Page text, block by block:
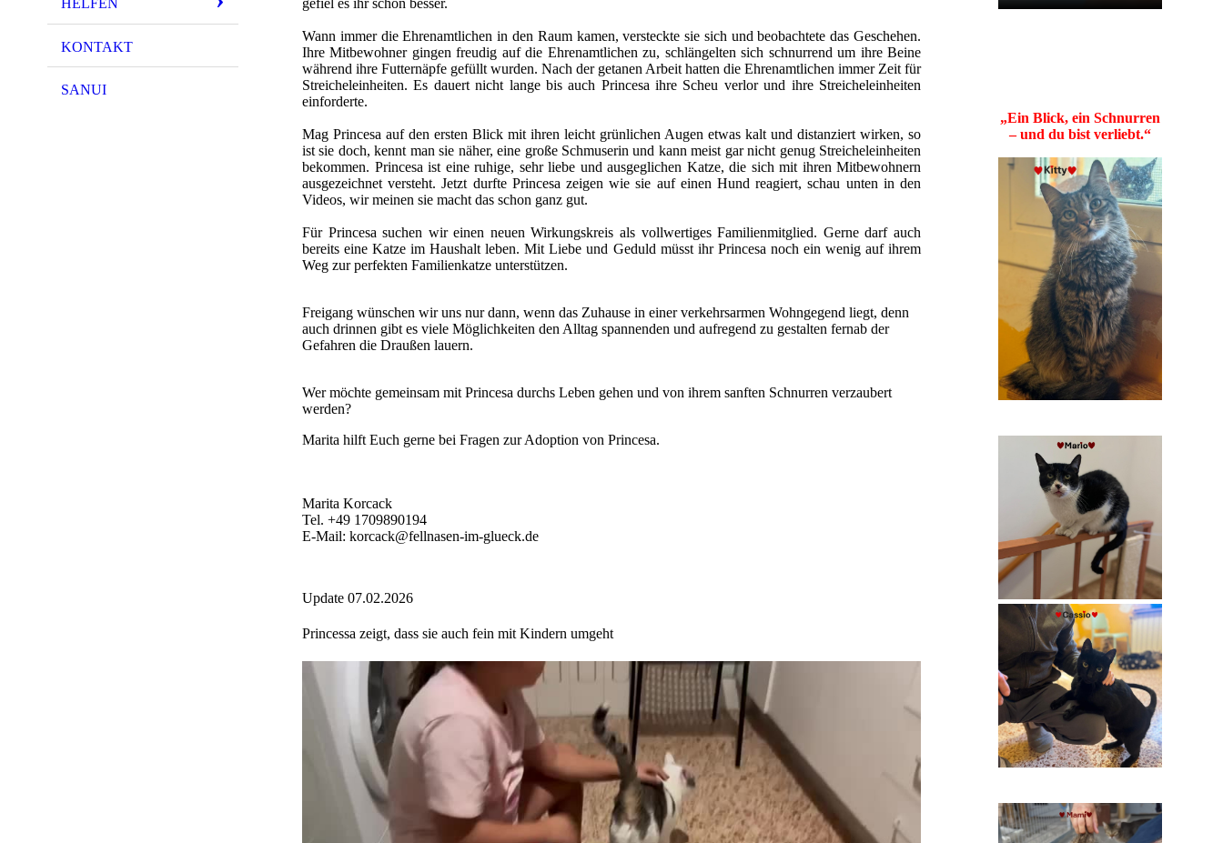
KONTAKT
SANUI
gefiel es ihr schon besser.
Wann immer die Ehrenamtlichen in den Raum kamen, versteckte sie sich und beobachtete das Geschehen.
Ihre Mitbewohner gingen freudig auf die Ehrenamtlichen zu, schlängelten sich schnurrend um ihre Beine
während ihre Futternäpfe gefüllt wurden. Nach der getanen Arbeit hatten die Ehrenamtlichen immer Zeit für
Streicheleinheiten. Es dauert nicht lange bis auch Princesa ihre Scheu verlor und ihre Streicheleinheiten
einforderte.
Mag Princesa auf den ersten Blick mit ihren leicht grünlichen Augen etwas kalt und distanziert wirken, so
ist sie doch, kennt man sie näher, eine große Schmuserin und kann meist gar nicht genug Streicheleinheiten
bekommen. Princesa ist eine ruhige, sehr liebe und ausgeglichen Katze, die sich mit ihren Mitbewohnern
ausgezeichnet versteht. Jetzt durfte Princesa zeigen wie sie auf einen Hund reagiert, schau unten in den
Videos, wir meinen sie macht das schon ganz gut.
Für Princesa suchen wir einen neuen Wirkungskreis als vollwertiges Familienmitglied. Gerne darf auch
bereits eine Katze im Haushalt leben. Mit Liebe und Geduld müsst ihr Princesa noch ein wenig auf ihrem
Weg zur perfekten Familienkatze unterstützen.
Freigang wünschen wir uns nur dann, wenn das Zuhause in einer verkehrsarmen Wohngegend liegt, denn
auch drinnen gibt es viele Möglichkeiten den Alltag spannenden und aufregend zu gestalten fernab der
Gefahren die Draußen lauern.
Wer möchte gemeinsam mit Princesa durchs Leben gehen und von ihrem sanften Schnurren verzaubert
werden?
Marita hilft Euch gerne bei Fragen zur Adoption von Princesa.
Marita Korcack
Tel. +49 1709890194
E-Mail: korcack@fellnasen-im-glueck.de
Update 07.02.2026
Princessa zeigt, dass sie auch fein mit Kindern umgeht
„Ein Blick, ein Schnurren
– und du bist verliebt.“